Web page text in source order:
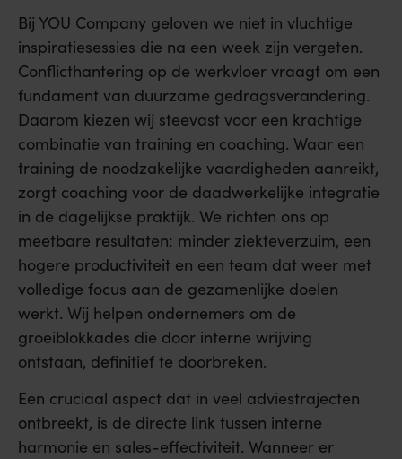
Bij YOU Company geloven we niet in vluchtige
inspiratiesessies die na een week zijn vergeten.
Conflicthantering op de werkvloer vraagt om een
fundament van duurzame gedragsverandering.
Daarom kiezen wij steevast voor een krachtige
combinatie van training en coaching. Waar een
training de noodzakelijke vaardigheden aanreikt,
zorgt coaching voor de daadwerkelijke integratie
in de dagelijkse praktijk. We richten ons op
meetbare resultaten: minder ziekteverzuim, een
hogere productiviteit en een team dat weer met
volledige focus aan de gezamenlijke doelen
werkt. Wij helpen ondernemers om de
groeiblokkades die door interne wrijving
ontstaan, definitief te doorbreken.
Een cruciaal aspect dat in veel adviestrajecten
ontbreekt, is de directe link tussen interne
harmonie en sales-effectiviteit. Wanneer er